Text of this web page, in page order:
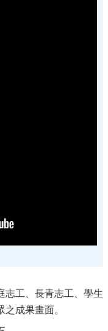
志工、長青志工、學生
成果畫面。